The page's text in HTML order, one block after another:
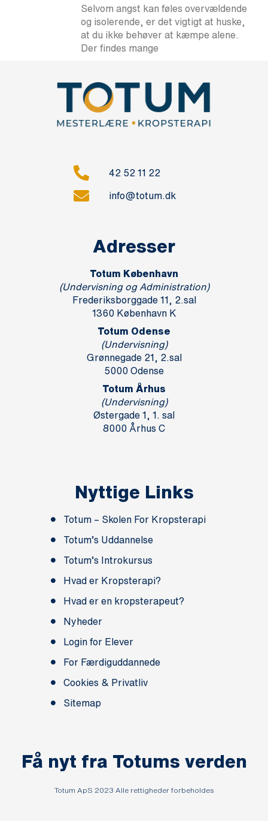
Selvom angst kan føles overvældende
og isolerende, er det vigtigt at huske,
at du ikke behøver at kæmpe alene.
Der findes mange
42 52 11 22
info@totum.dk
Adresser
Totum København
(Undervisning og Administration)
Frederiksborggade 11, 2.sal
1360 København K
Totum Odense
(Undervisning)
Grønnegade 21, 2.sal
5000 Odense
Totum Århus
(Undervisning)
Østergade 1, 1. sal
8000 Århus C
Nyttige Links
Totum – Skolen For Kropsterapi
Totum’s Uddannelse
Totum’s Introkursus
Hvad er Kropsterapi?
Hvad er en kropsterapeut?
Nyheder
Login for Elever
For Færdiguddannede
Cookies & Privatliv
Sitemap
Få nyt fra Totums verden
Totum ApS 2023 Alle rettigheder forbeholdes